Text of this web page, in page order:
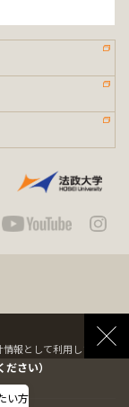
報として利用します。
さい）
い方